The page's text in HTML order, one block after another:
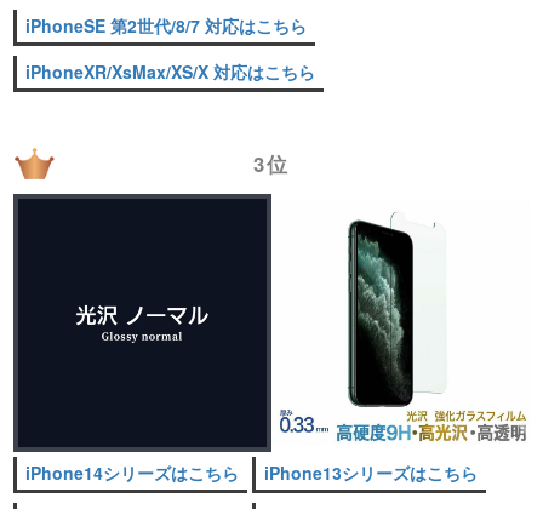
iPhoneSE 第2世代/8/7 対応はこちら
iPhoneXR/XsMax/XS/X 対応はこちら
3位
iPhone14シリーズはこちら
iPhone13シリーズはこちら